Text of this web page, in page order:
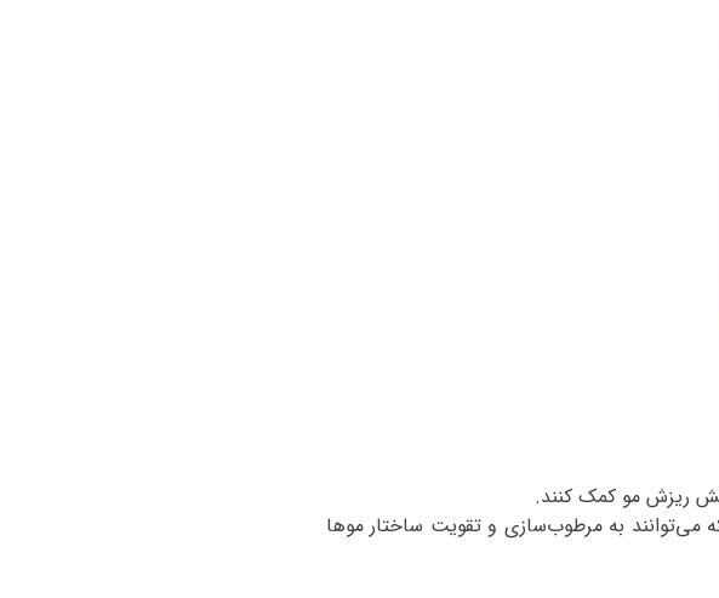
ریزش مو کمک کنند.
به مرطوب‌سازی و تقویت ساختار موها